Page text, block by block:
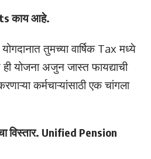
काय आहे.
तुमच्या वार्षिक Tax मध्ये
योजना अजुन जास्त फायद्याची
कर्मचाऱ्यांसाठी एक चांगला
विस्तार. Unified Pension